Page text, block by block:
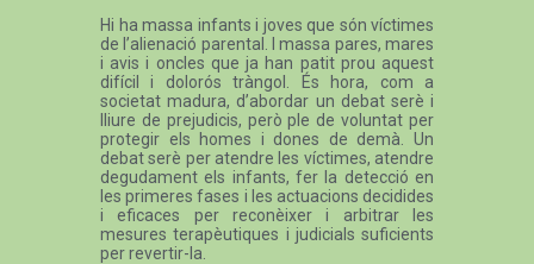
Hi ha massa infants i joves que són víctimes
de l’alienació parental. I massa pares, mares
i avis i oncles que ja han patit prou aquest
difícil i dolorós tràngol. És hora, com a
societat madura, d’abordar un debat serè i
lliure de prejudicis, però ple de voluntat per
protegir els homes i dones de demà. Un
debat serè per atendre les víctimes, atendre
degudament els infants, fer la detecció en
les primeres fases i les actuacions decidides
i eficaces per reconèixer i arbitrar les
mesures terapèutiques i judicials suficients
per revertir-la.